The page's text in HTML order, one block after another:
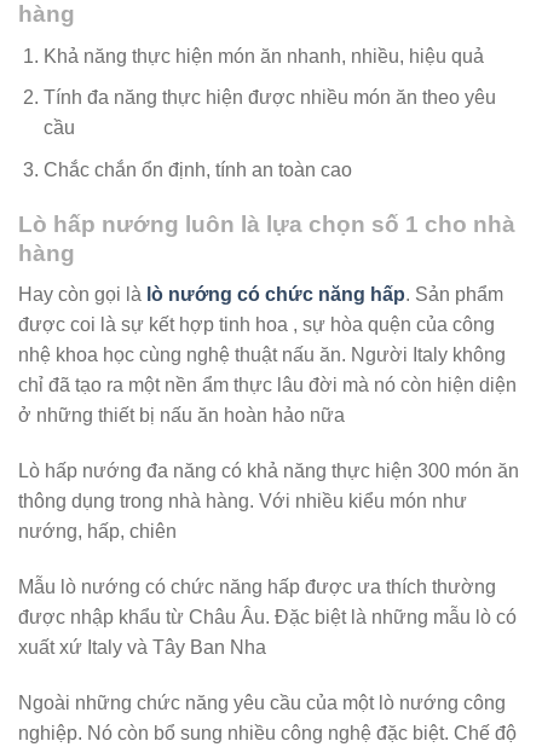
hàng
Khả năng thực hiện món ăn nhanh, nhiều, hiệu quả
Tính đa năng thực hiện được nhiều món ăn theo yêu
cầu
Chắc chắn ổn định, tính an toàn cao
Lò hấp nướng luôn là lựa chọn số 1 cho nhà
hàng
Hay còn gọi là lò nướng có chức năng hấp. Sản phẩm
được coi là sự kết hợp tinh hoa , sự hòa quện của công
nhệ khoa học cùng nghệ thuật nấu ăn. Người Italy không
chỉ đã tạo ra một nền ẩm thực lâu đời mà nó còn hiện diện
ở những thiết bị nấu ăn hoàn hảo nữa
Lò hấp nướng đa năng có khả năng thực hiện 300 món ăn
thông dụng trong nhà hàng. Với nhiều kiểu món như
nướng, hấp, chiên
Mẫu lò nướng có chức năng hấp được ưa thích thường
được nhập khẩu từ Châu Âu. Đặc biệt là những mẫu lò có
xuất xứ Italy và Tây Ban Nha
Ngoài những chức năng yêu cầu của một lò nướng công
nghiệp. Nó còn bổ sung nhiều công nghệ đặc biệt. Chế độ